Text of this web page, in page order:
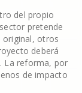
del propio
pretende
original, otros
deberá
La reforma, por
de impacto